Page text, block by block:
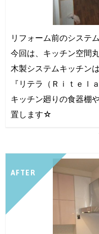
リフォーム前のシステ
今回は、キッチン空間
木製システムキッチン
『リテラ（Ｒｉｔｅｌ
キッチン廻りの食器棚
置します☆
AFTER